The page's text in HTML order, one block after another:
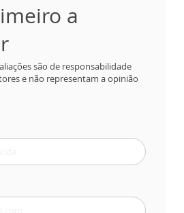
a
são de responsabilidade
e não representam a opinião